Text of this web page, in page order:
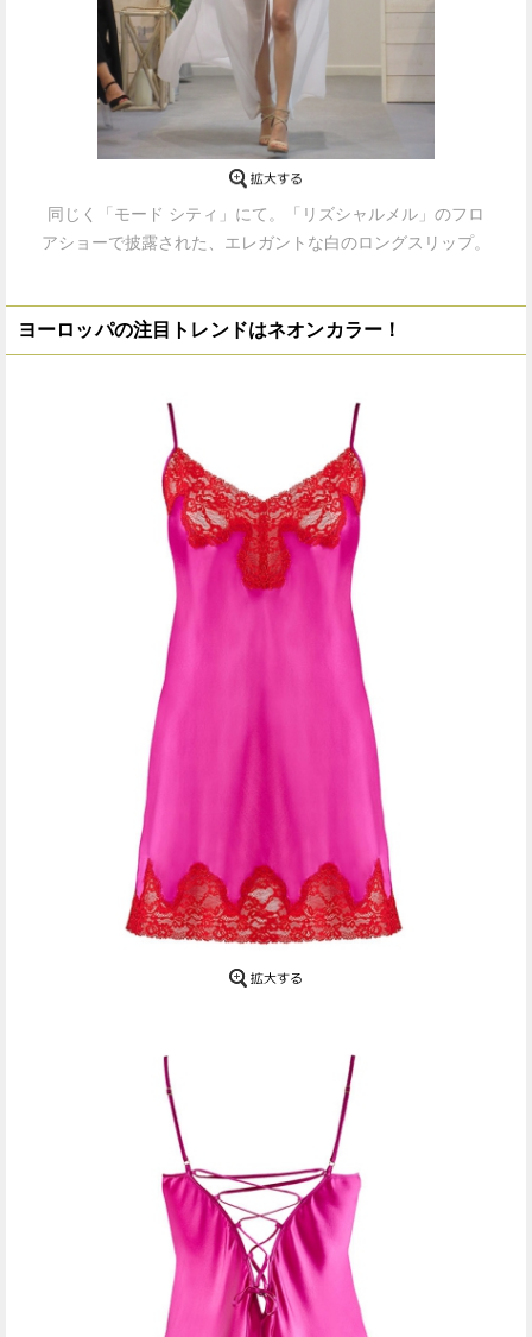
同じく「モード シティ」にて。「リズシャルメル」のフロ
アショーで披露された、エレガントな白のロングスリップ。
ヨーロッパの注目トレンドはネオンカラー！